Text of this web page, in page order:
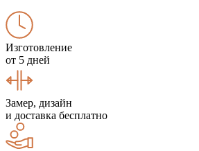
Изготовление
от 5 дней
Замер, дизайн
и доставка бесплатно